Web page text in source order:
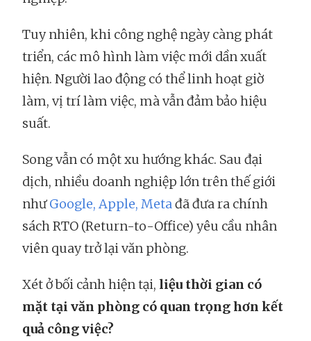
Tuy nhiên, khi công nghệ ngày càng phát
triển, các mô hình làm việc mới dần xuất
hiện. Người lao động có thể linh hoạt giờ
làm, vị trí làm việc, mà vẫn đảm bảo hiệu
suất.
Song vẫn có một xu hướng khác. Sau đại
dịch, nhiều doanh nghiệp lớn trên thế giới
nhưGoogle, Apple, Metađã đưa ra chính
sách RTO (Return-to-Office) yêu cầu nhân
viên quay trở lại văn phòng.
Xét ở bối cảnh hiện tại, liệu thời gian có
mặt tại văn phòng có quan trọng hơn kết
quả công việc?